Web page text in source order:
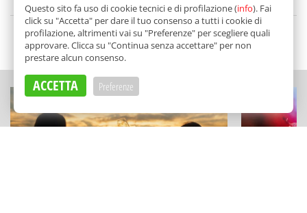
diGabriella Di Carlo
SCELTO DA BALARM
Questo sito fa uso di cookie tecnici e di profilazione (info). Fai
click su "Accetta" per dare il tuo consenso a tutti i cookie di
profilazione, altrimenti vai su "Preferenze" per scegliere quali
approvare. Clicca su "Continua senza accettare" per non
prestare alcun consenso.
ACCETTA Preferenze